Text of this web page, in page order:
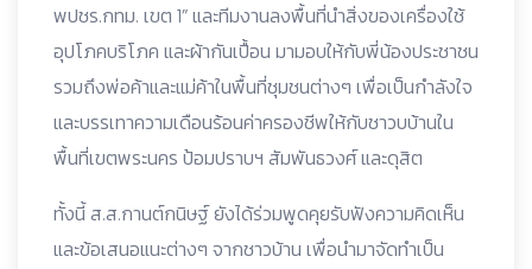
พปชร.กทม. เขต 1” และทีมงานลงพื้นที่นำสิ่งของเครื่องใช้
อุปโภคบริโภค และผ้ากันเปื้อน มามอบให้กับพี่น้องประชาชน
รวมถึงพ่อค้าและแม่ค้าในพื้นที่ชุมชนต่างๆ เพื่อเป็นกำลังใจ
และบรรเทาความเดือนร้อนค่าครองชีพให้กับชาวบบ้านใน
พื้นที่เขตพระนคร ป้อมปราบฯ สัมพันธวงศ์ และดุสิต
ทั้งนี้ ส.ส.กานต์กนิษฐ์ ยังได้ร่วมพูดคุยรับฟังความคิดเห็น
และข้อเสนอแนะต่างๆ จากชาวบ้าน เพื่อนำมาจัดทำเป็น